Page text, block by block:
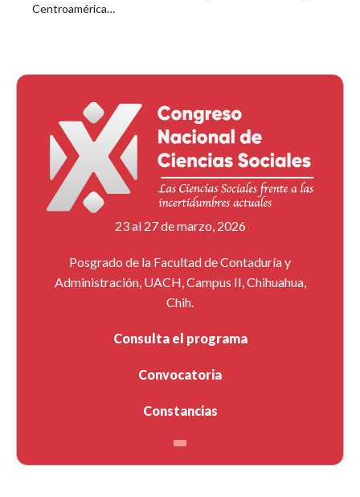
Centroamérica…
23 al 27 de marzo, 2026
Posgrado de la Facultad de Contaduría y
Administración, UACH, Campus II, Chihuahua,
Chih.
Consulta el programa
Convocatoria
Constancias